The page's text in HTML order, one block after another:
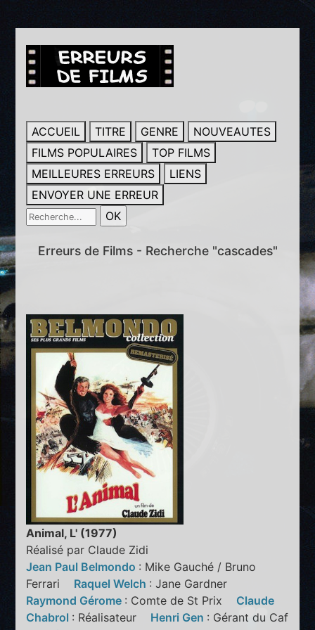
ACCUEIL TITRE GENRE
NOUVEAUTES
FILMS POPULAIRES
TOP FILMS
MEILLEURES ERREURS
LIENS
ENVOYER UNE ERREUR
Erreurs de Films - Recherche "cascades"
Animal, L' (1977)
Réalisé par Claude Zidi
Jean Paul Belmondo : Mike Gauché / Bruno
Ferrari Raquel Welch : Jane Gardner
Raymond Gérome : Comte de St Prix Claude
Chabrol : Réalisateur Henri Gen : Gérant du Caf